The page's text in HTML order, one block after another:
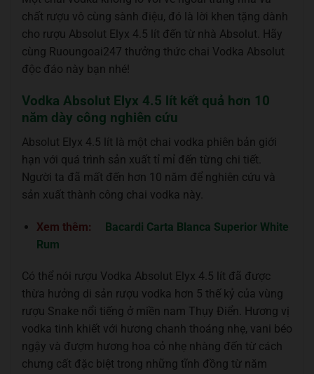
chất rượu vô cùng sành điệu, đó là lời khen tặng dành
cho rượu Absolut Elyx 4.5 lít đến từ nhà Absolut. Hãy
cùng Ruoungoai247 thưởng thức chai Vodka Absolut
độc đáo này bạn nhé!
Vodka Absolut Elyx 4.5 lít kết quả hơn 10
năm dày công nghiên cứu
Absolut Elyx 4.5 lít là một chai vodka phiên bản giới
hạn với quá trình sản xuất tỉ mỉ đến từng chi tiết.
Người ta đã mất đến hơn 10 năm để nghiên cứu và
sản xuất thành công chai vodka này.
Xem thêm:
Bacardi Carta Blanca Superior White
Rum
Có thể nói rượu Vodka Absolut Elyx 4.5 lít đã được
thừa hưởng di sản rượu vodka hơn 5 thế kỷ của vùng
rượu Snake nổi tiếng ở miền nam Thụy Điển. Hương vị
vodka tinh khiết với hương chanh thoáng nhẹ, vani béo
ngậy và đượm hương hoa cỏ nhẹ nhàng đến từ cách
chưng cất đặc biệt trong những tĩnh đồng từ năm